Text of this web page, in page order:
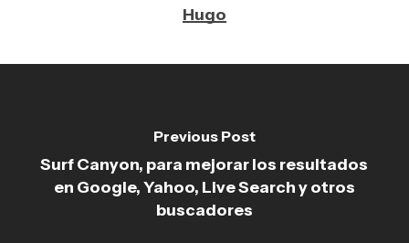
Hugo
Previous Post
Surf Canyon, para mejorar los resultados
en Google, Yahoo, Live Search y otros
buscadores